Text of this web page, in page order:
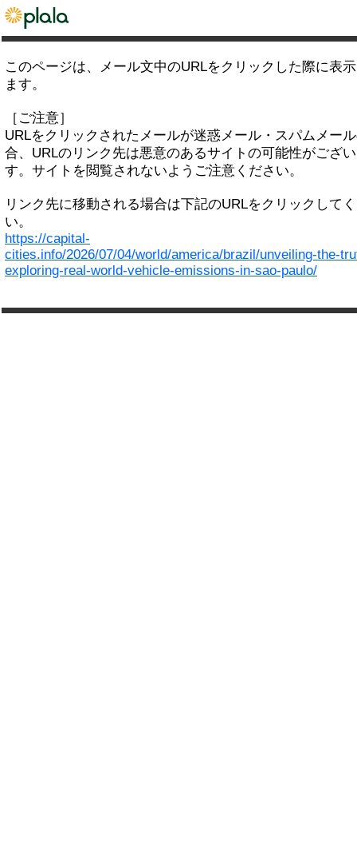
このページは、メール文中のURLをクリックした際に表
ます。
［ご注意］
URLをクリックされたメールが迷惑メール・スパムメー
合、URLのリンク先は悪意のあるサイトの可能性がござ
す。サイトを閲覧されないようご注意ください。
リンク先に移動される場合は下記のURLをクリックして
い。
https://capital-
cities.info/2026/07/04/world/america/brazil/unveiling-the-
exploring-real-world-vehicle-emissions-in-sao-paulo/